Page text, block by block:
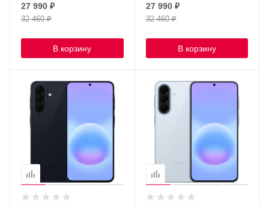
27 990 ₽
32 460₽
В корзину
27 990₽
32 460₽
В корзину